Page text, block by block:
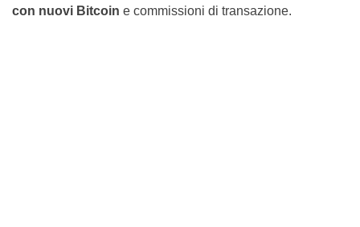
con nuovi Bitcoin e commissioni di transazione.